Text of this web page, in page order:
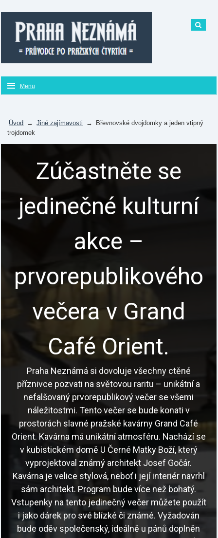
Menu
Úvod → Jiné zajímavosti →
Břevnovské dvojdomky a jeden vtipný
trojdomek
Zúčastněte se
jedinečné kulturní
akce –
prvorepublikového
večera v Grand
Café Orient.
Praha Neznámá si dovoluje všechny ctěné
příznivce pozvati na světovou raritu – unikátní a
nefalšovaný prvorepublikový večer se všemi
náležitostmi. Tento večer se bude konati v
prostorách slavné pražské kavárny Grand Café
Orient. Kavárna má unikátní atmosféru. Nachází se
v kubistickém domě U Černé Matky Boží, který
vyprojektoval známý architekt Josef Gočár.
Kavárna je velice stylová, neboť i její interiér navrhl
sám architekt. Program bude více než bohatý.
Vstupenky na tento jedinečný večer můžete použít
i jako dárek pro své blízké či známé. Vyžadován
bude oděv společenský, ideálně u pánů doplněn